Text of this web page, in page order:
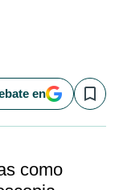
en Save
como